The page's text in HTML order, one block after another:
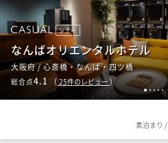
1 2345
シティ
なんばオリエンタルホテル
大阪府 / 心斎橋・なんば・四ツ橋
総合点4.1 （ 25件のレビュー）
素泊まり /